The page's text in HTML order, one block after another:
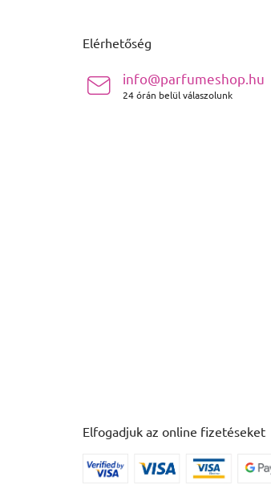
Elérhetőség
info@parfumeshop.hu
24 órán belül válaszolunk
Elfogadjuk az online fizetéseket